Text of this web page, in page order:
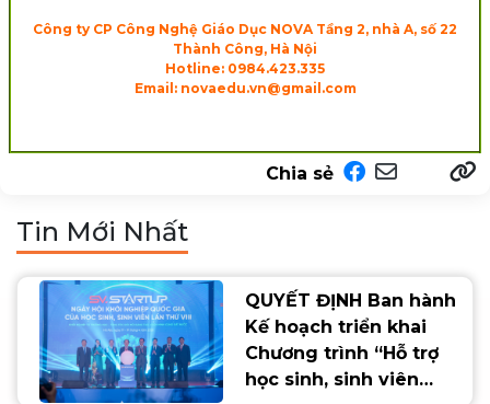
Công ty CP Công Nghệ Giáo Dục NOVA Tầng 2, nhà A, số 22
Thành Công, Hà Nội
Hotline: 0984.423.335
Email: novaedu.vn@gmail.com
Chia sẻ
Tin Mới Nhất
QUYẾT ĐỊNH Ban hành
Kế hoạch triển khai
Chương trình “Hỗ trợ
học sinh, sinh viên